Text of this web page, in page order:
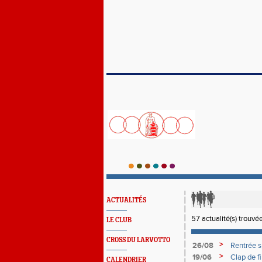
ACTUALITÉS
LE CLUB
CROSS DU LARVOTTO
CALENDRIER
57 actualité(s)
26/08 >
Rentrée
19/06
>
Clap de